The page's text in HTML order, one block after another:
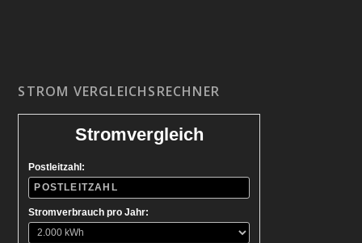
STROM VERGLEICHSRECHNER
Stromvergleich
Postleitzahl:
Stromverbrauch pro Jahr: